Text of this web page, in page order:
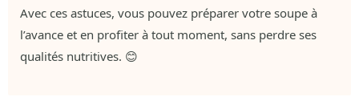
Avec ces astuces, vous pouvez préparer votre soupe à
l’avance et en profiter à tout moment, sans perdre ses
qualités nutritives. 😊